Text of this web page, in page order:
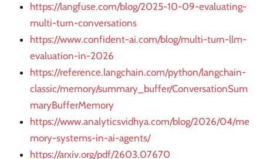
https://langfuse.com/blog/2025-10-09-evaluating-
multi-turn-conversations
https://www.confident-ai.com/blog/multi-turn-llm-
evaluation-in-2026
https://reference.langchain.com/python/langchain-
classic/memory/summary_buffer/ConversationSum
maryBufferMemory
https://www.analyticsvidhya.com/blog/2026/04/me
mory-systems-in-ai-agents/
https://arxiv.org/pdf/2603.07670